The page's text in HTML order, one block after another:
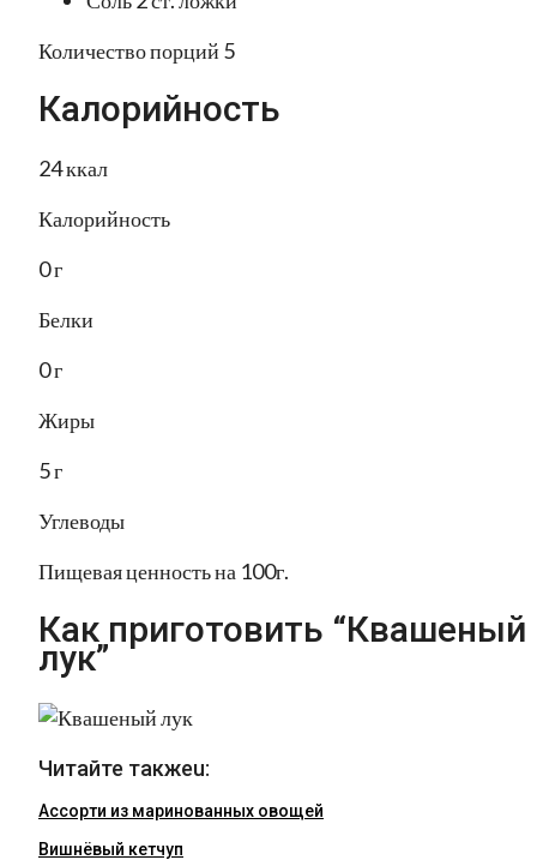
Количество порций 5
Калорийность
24 ккал
Калорийность
0 г
Белки
0 г
Жиры
5 г
Углеводы
Пищевая ценность на 100г.
Как приготовить “Квашеный
лук”
Читайте такжеu:
Ассорти из маринованных овощей
Вишнёвый кетчуп